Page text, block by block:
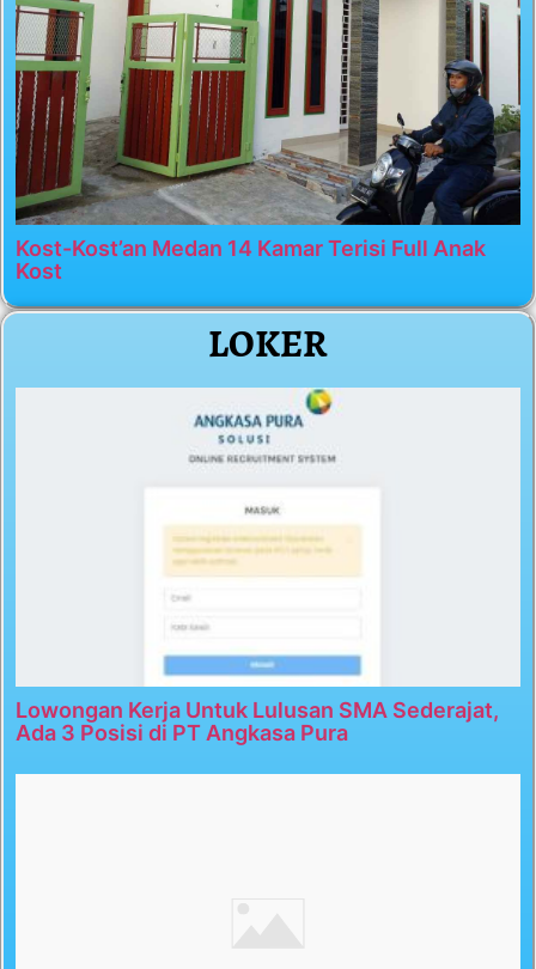
Kost-Kost’an Medan 14 Kamar Terisi Full Anak
Kost
LOKER
Lowongan Kerja Untuk Lulusan SMA Sederajat,
Ada 3 Posisi di PT Angkasa Pura